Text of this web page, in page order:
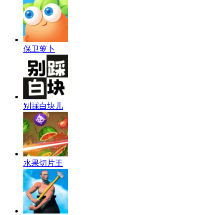
保卫萝卜
别踩白块儿
水果切片王